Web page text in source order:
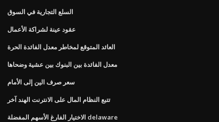
السلع التجارية في السوق
عقود عينة لشراكة الأعمال
العائد المتوقع لمخاطر معدل الفائدة الحرة
معدل الفائدة بين البنوك بين عشية وضحاها
سعر صرف الين إلى الأمام
تتبع النظام المال على الانترنت الهند آخر
الاختيار الفارغ الأسهم المفضلة delaware